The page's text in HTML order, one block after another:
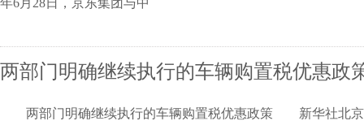
年6月28日，京东集团与中
两部门明确继续执行的车辆购置税优惠政
两部门明确继续执行的车辆购置税优惠政策 新华社北京6